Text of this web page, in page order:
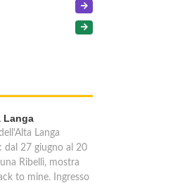
Langa
Langa
dal 27 giugno al 20
Ribelli, mostra
to mine. Ingresso